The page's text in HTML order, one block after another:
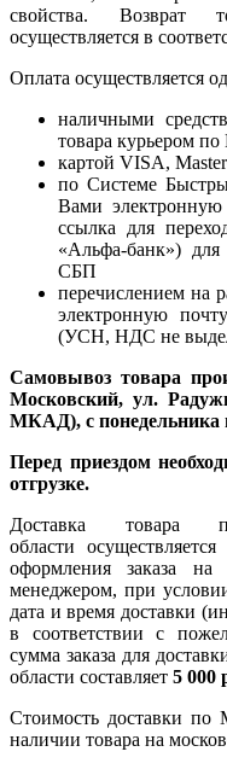
свойства. Возврат
осуществляется в
Оплата осуществляется
наличными
товара курьером
картой VISA,
по Системе
Вами
ссылка для
«Альфа-банк»)
СБП
перечислением на
электронную
(УСН, НДС не
Самовывоз товара
Московский, ул.
МКАД), с понедельника
Перед приездом
отгрузке.
Доставка
области
оформления заказа на
менеджером, при
дата и время доставки
в соответствии с
сумма заказа для
области составляет 5 000
Стоимость доставки по
наличии товара на